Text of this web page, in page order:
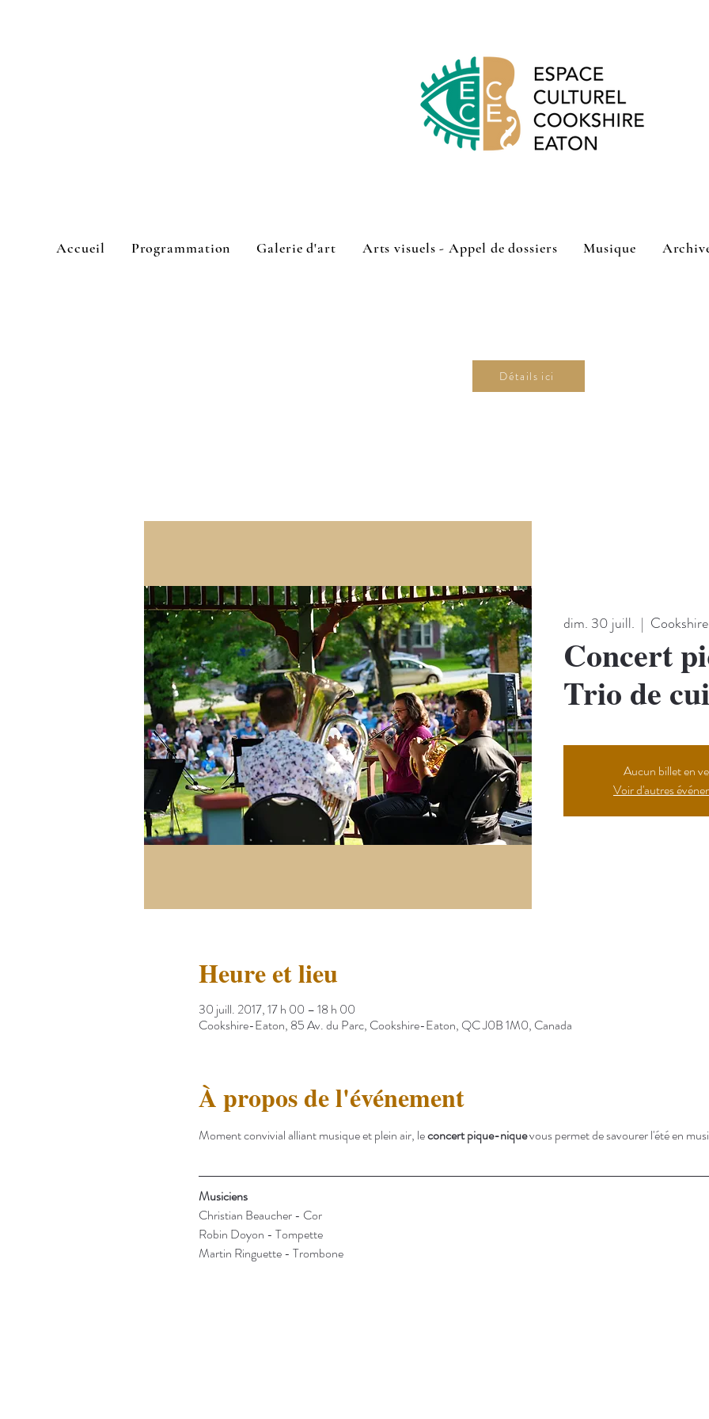
Accueil Programmation Galerie d'art Arts visuels - Appel de dossiers Musique
Détails ici
dim. 30 juill.
  |
Concert
Trio de
Aucun billet en
Voir d'autres
Heure et lieu
30 juill. 2017, 17 h 00 – 18 h 00
Cookshire-Eaton, 85 Av. du Parc, Cookshire-Eaton, QC J0B 1M0, Canada
À propos de l'événement
Moment convivial alliant musique et plein air, le concert pique-nique vous permet de savourer l'été en
Musiciens
Christian Beaucher - Cor
Robin Doyon - Tompette
Martin Ringuette - Trombone